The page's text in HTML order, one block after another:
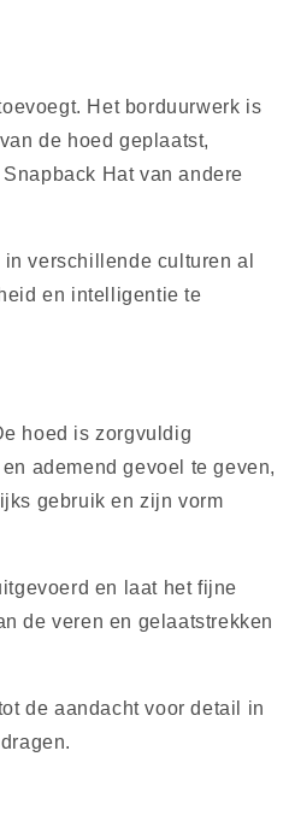
Het borduurwerk is
de hoed geplaatst,
Hat van andere
verschillende culturen al
en intelligentie te
hoed is zorgvuldig
ademend gevoel te geven,
gebruik en zijn vorm
en laat het fijne
de veren en gelaatstrekken
de aandacht voor detail in